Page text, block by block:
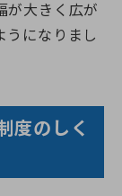
が大きく広が
うになりまし
度のしく